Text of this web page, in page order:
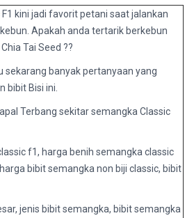
kini jadi favorit petani saat jalankan
Apakah anda tertarik berkebun
Tai Seed ??
sekarang banyak pertanyaan yang
bibit Bisi ini.
Terbang sekitar semangka Classic
f1, harga benih semangka classic
bibit semangka non biji classic, bibit
jenis bibit semangka, bibit semangka